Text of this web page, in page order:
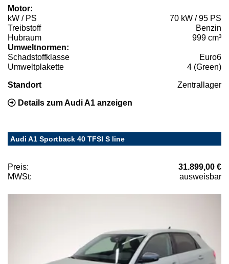
Motor:
kW / PS
70 kW / 95 PS
Treibstoff
Benzin
Hubraum
999 cm³
Umweltnormen:
Schadstoffklasse
Euro6
Umweltplakette
4 (Green)
Standort Zentrallager
Details zum Audi A1 anzeigen
Audi A1 Sportback 40 TFSI S line
Preis:
31.899,00 €
MWSt:
ausweisbar